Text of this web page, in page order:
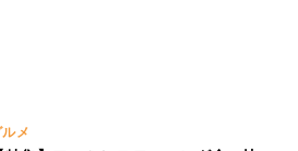
ルメ